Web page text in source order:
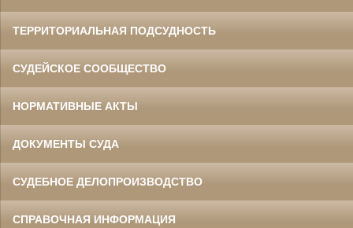
ТЕРРИТОРИАЛЬНАЯ ПОДСУДНОСТЬ
СУДЕЙСКОЕ СООБЩЕСТВО
НОРМАТИВНЫЕ АКТЫ
ДОКУМЕНТЫ СУДА
СУДЕБНОЕ ДЕЛОПРОИЗВОДСТВО
СПРАВОЧНАЯ ИНФОРМАЦИЯ